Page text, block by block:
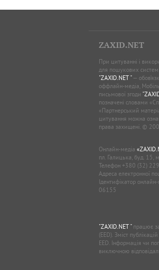
ZAXID.NET
При цитуванні і
для пошукових
"ZAXID.NET "—
оффлайн-медіа,
письмової згоди
позначені словами
«Партнерський
цитування можна
права захищені. ©
Онлайн-медіа
пл. Галицька, буд. 15,
Телефон +380 (32)
Адреса електронної
Ідентифікатор
06155
"ZAXID.NET "працює
(EED). Зміст
EED. Інформація чи
виключною